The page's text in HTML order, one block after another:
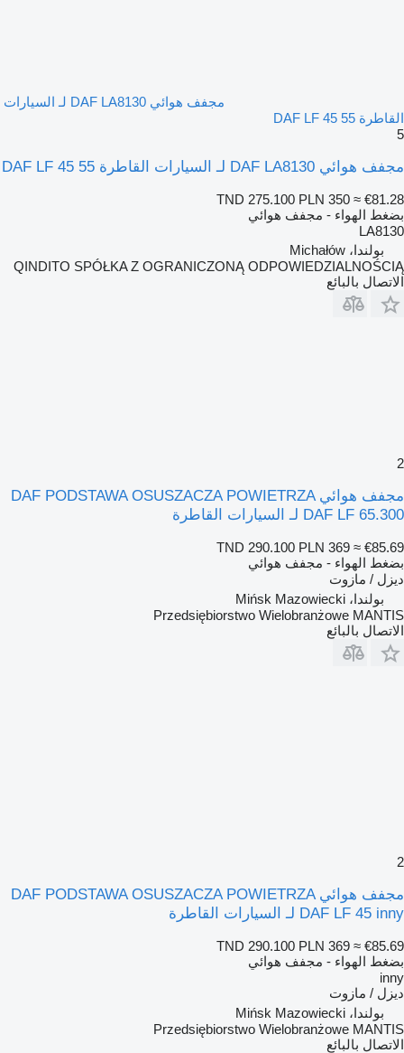
مجفف هوائي DAF LA8130 لـ السيارات
القاطرة DAF LF 45 55
5
مجفف هوائي DAF LA8130 لـ السيارات القاطرة DAF LF 45 55
TND 275.100 PLN 350 ≈ €81.28
بضغط الهواء - مجفف هوائي
LA8130
بولندا، Michałów
QINDITO SPÓŁKA Z OGRANICZONĄ ODPOWIEDZIALNOŚCIĄ
الاتصال بالبائع
2
مجفف هوائي DAF PODSTAWA OSUSZACZA POWIETRZA
DAF LF 65.300 لـ السيارات القاطرة
TND 290.100 PLN 369 ≈ €85.69
بضغط الهواء - مجفف هوائي
ديزل / مازوت
بولندا، Mińsk Mazowiecki
Przedsiębiorstwo Wielobranżowe MANTIS
الاتصال بالبائع
2
مجفف هوائي DAF PODSTAWA OSUSZACZA POWIETRZA
DAF LF 45 inny لـ السيارات القاطرة
TND 290.100 PLN 369 ≈ €85.69
بضغط الهواء - مجفف هوائي
inny
ديزل / مازوت
بولندا، Mińsk Mazowiecki
Przedsiębiorstwo Wielobranżowe MANTIS
الاتصال بالبائع